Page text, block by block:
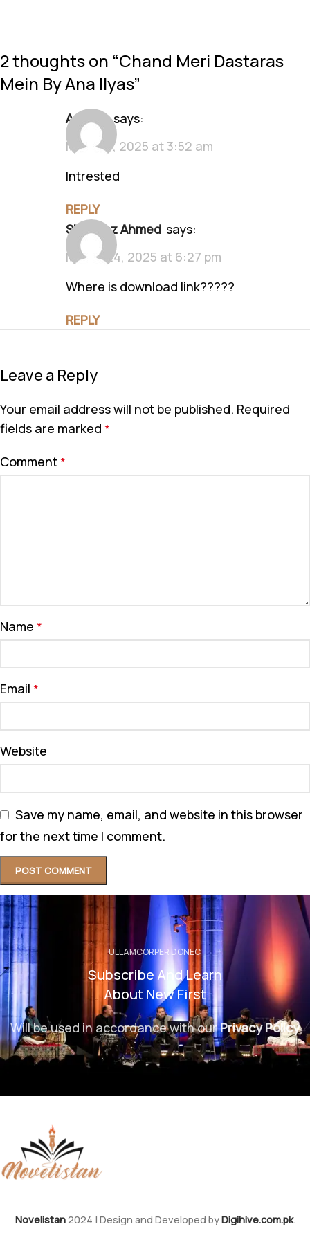
2 thoughts on “Chand Meri Dastaras
Mein By Ana Ilyas”
Ayesha says:
March 3, 2025 at 3:52 am
Intrested
REPLY
Shahbaz Ahmed says:
March 24, 2025 at 6:27 pm
Where is download link?????
REPLY
Leave a Reply
Your email address will not be published. Required
fields are marked *
Comment *
Name *
Email *
Website
Save my name, email, and website in this browser
for the next time I comment.
ULLAMCORPER DONEC
Subscribe And Learn
About New First
Will be used in accordance with ourPrivacy Policy
Novelistan 2024 | Design and Developed byDigihive.com.pk.